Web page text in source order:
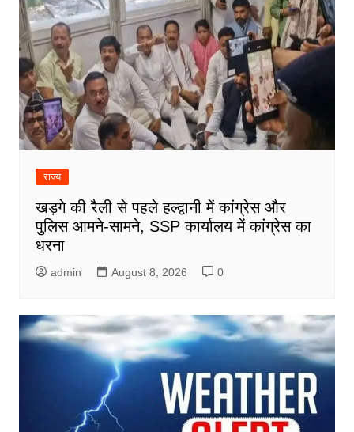
राज्य
खड़गे की रैली से पहले हल्द्वानी में कांग्रेस और
पुलिस आमने-सामने, SSP कार्यालय में कांग्रेस का
धरना
admin August 8, 2026 0